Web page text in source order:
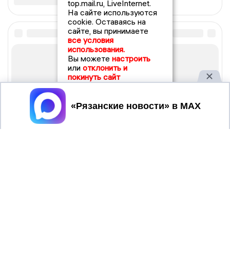
top.mail.ru, LiveInternet.
На сайте используются
cookie. Оставаясь на
сайте, вы принимаете
все условия
использования.
Вы можете настроить
или отклонить и
покинуть сайт
Принять